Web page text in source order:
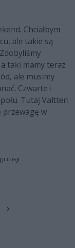
Chciałbym
ale takie są
taki mamy teraz
ale musimy
Czwarte i
Tutaj Valtteri
przewagę w
rosji